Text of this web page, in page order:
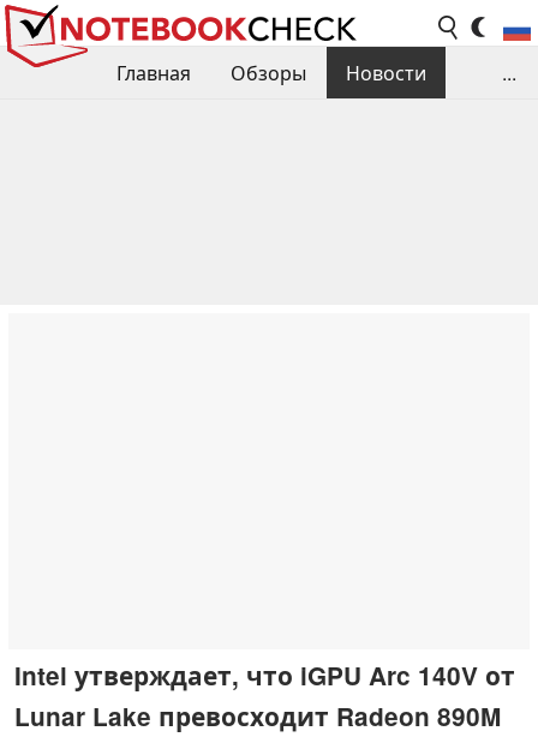
Главная Обзоры
Новости
...
Intel утверждает, что iGPU Arc 140V от
Lunar Lake превосходит Radeon 890M